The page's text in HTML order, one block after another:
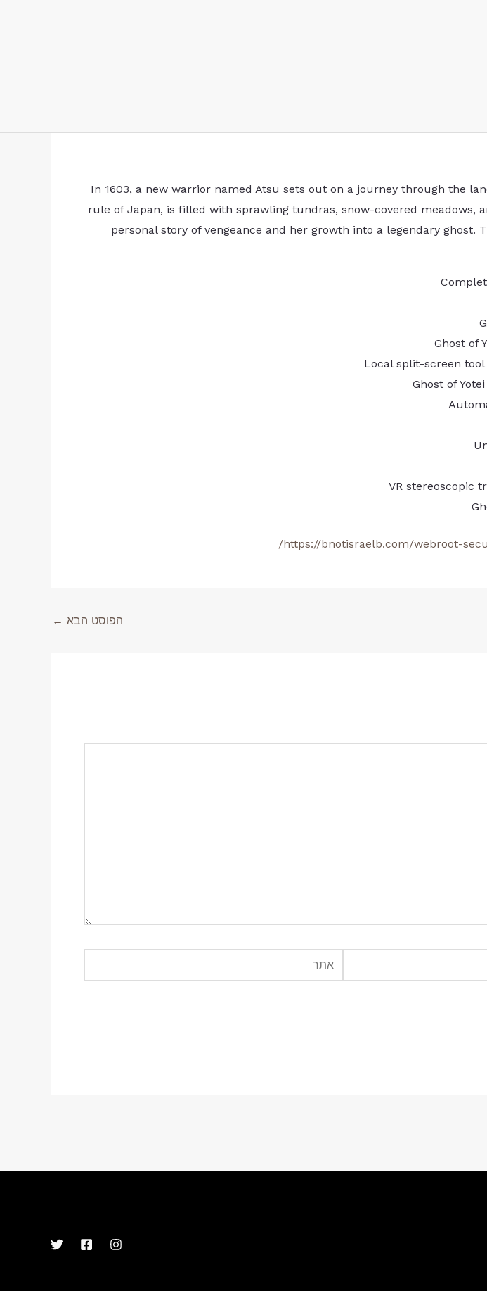
In 1603, a new warrior named Atsu sets out on a journey through the
rule of Japan, is filled with sprawling tundras, snow-covered meadows,
personal story of vengeance and her growth into a legendary
Ghost of
Local split-screen
Ghost of
VR stereoscopic
https://bnotisraelb.com/webroot-
הפוסט הבא ←
אתר